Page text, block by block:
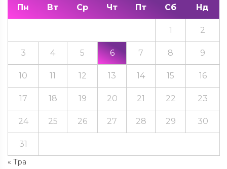
Пн Вт Ср Чт Пт Сб Нд
« Тра
1 2
3 4 5 6 7 8 9
10 11 12 13 14 15 16
17 18 19 20 21 22 23
24 25 26 27 28 29 30
31